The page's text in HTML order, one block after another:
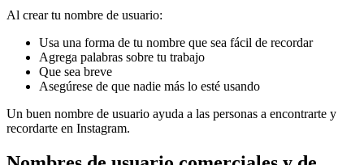
Al crear tu nombre de usuario:
Usa una forma de tu nombre que sea fácil de recordar
Agrega palabras sobre tu trabajo
Que sea breve
Asegúrese de que nadie más lo esté usando
Un buen nombre de usuario ayuda a las personas a encontrarte y
recordarte en Instagram.